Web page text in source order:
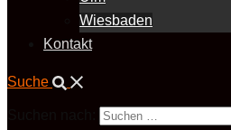
Wiesbaden
Kontakt
Suche